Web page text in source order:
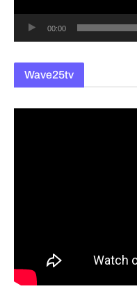
00:00
Wave25tv